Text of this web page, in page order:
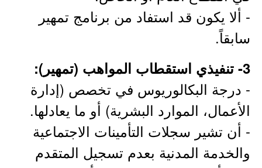
- ألا يكون قد استفاد من برنامج تمهير
سابقاً.
3- تنفيذي استقطاب المواهب (تمهير):
- درجة البكالوريوس في تخصص (إدارة
الأعمال، الموارد البشرية) أو ما يعادلها.
- أن تشير سجلات التأمينات الاجتماعية
والخدمة المدنية بعدم تسجيل المتقدم